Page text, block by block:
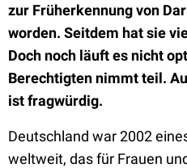
zur Früherkennung von
worden. Seitdem hat sie
Doch noch läuft es nicht
Berechtigten nimmt teil.
ist fragwürdig.
Deutschland war 2002
weltweit, das für Frauen